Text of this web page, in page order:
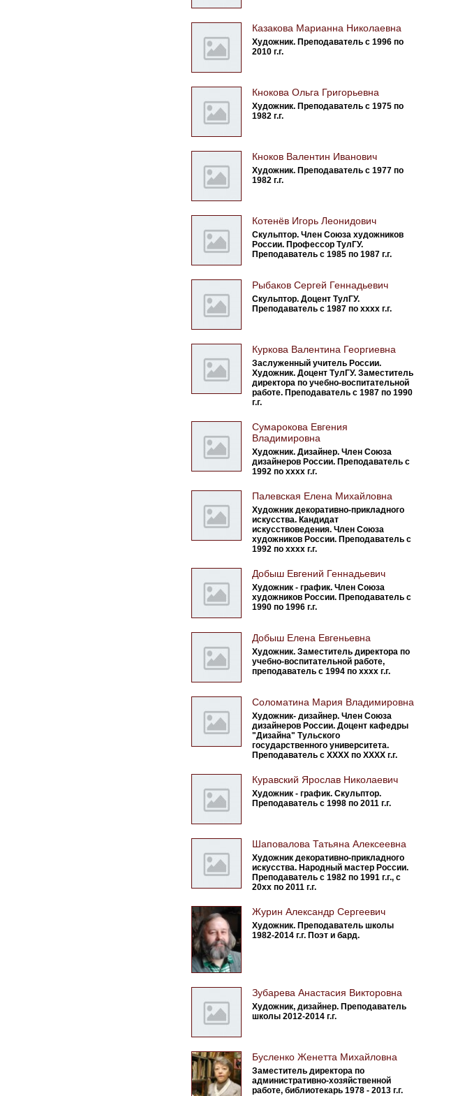
Казакова Марианна Николаевна
Художник. Преподаватель с 1996 по
2010 г.г.
Кнокова Ольга Григорьевна
Художник. Преподаватель с 1975 по
1982 г.г.
Кноков Валентин Иванович
Художник. Преподаватель с 1977 по
1982 г.г.
Котенёв Игорь Леонидович
Скульптор. Член Союза художников
России. Профессор ТулГУ.
Преподаватель с 1985 по 1987 г.г.
Рыбаков Сергей Геннадьевич
Скульптор. Доцент ТулГУ.
Преподаватель с 1987 по хххх г.г.
Куркова Валентина Георгиевна
Заслуженный учитель России.
Художник. Доцент ТулГУ. Заместитель
директора по учебно-воспитательной
работе. Преподаватель с 1987 по 1990
г.г.
Сумарокова Евгения
Владимировна
Художник. Дизайнер. Член Союза
дизайнеров России. Преподаватель с
1992 по хххх г.г.
Палевская Елена Михайловна
Художник декоративно-прикладного
искусства. Кандидат
искусствоведения. Член Союза
художников России. Преподаватель с
1992 по хххх г.г.
Добыш Евгений Геннадьевич
Художник - график. Член Союза
художников России. Преподаватель с
1990 по 1996 г.г.
Добыш Елена Евгеньевна
Художник. Заместитель директора по
учебно-воспитательной работе,
преподаватель с 1994 по хххх г.г.
Соломатина Мария Владимировна
Художник- дизайнер. Член Союза
дизайнеров России. Доцент кафедры
"Дизайна" Тульского
государственного университета.
Преподаватель с ХХХХ по ХХХХ г.г.
Куравский Ярослав Николаевич
Художник - график. Скульптор.
Преподаватель с 1998 по 2011 г.г.
Шаповалова Татьяна Алексеевна
Художник декоративно-прикладного
искусства. Народный мастер России.
Преподаватель с 1982 по 1991 г.г., с
20хх по 2011 г.г.
Журин Александр Сергеевич
Художник. Преподаватель школы
1982-2014 г.г. Поэт и бард.
Зубарева Анастасия Викторовна
Художник, дизайнер. Преподаватель
школы 2012-2014 г.г.
Бусленко Женетта Михайловна
Заместитель директора по
административно-хозяйственной
работе, библиотекарь 1978 - 2013 г.г.